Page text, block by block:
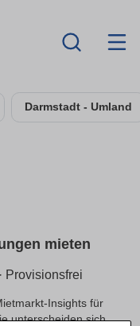
Darmstadt - Umland
mieten
Provisionsfrei
Insights für
unterscheiden sich